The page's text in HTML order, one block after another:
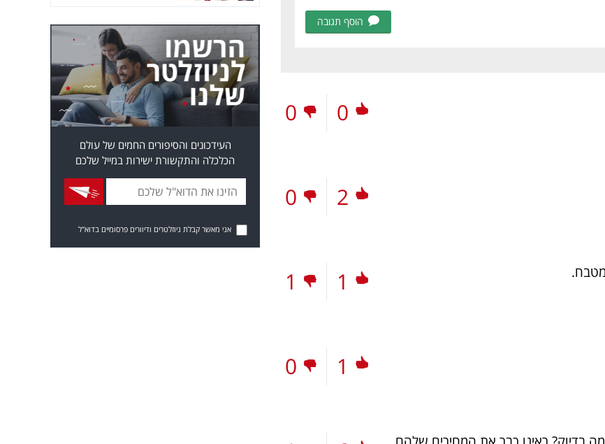
הוסף תגובה
0
0
2
0
מטבח. 1
1
1
0
העידכונים והסיפורים החמים של עולם
הכלכלה והתקשורת ישירות במייל שלכם
אני מאשר קבלת ניוזלטרים ודיוורים פרסומיים בדוא"ל